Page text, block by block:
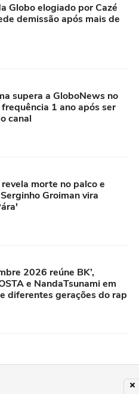
Globo elogiado por Cazé
demissão após mais de
supera a GloboNews no
1 ano após ser
canal
morte no palco e
Groiman vira
2026 reúne BK’,
e NandaTsunami em
diferentes gerações do rap